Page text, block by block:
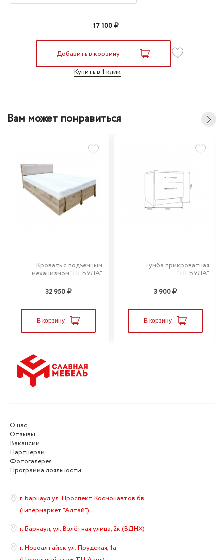
17 100
Добавить в корзину
Купить в 1 клик
Вам может понравиться
Кровать с подъемным
механизмом "НЕБУЛА"
32 950
В корзину
Тумба прикроватная
"НЕБУЛА"
3 900
В корзину
О нас
Отзывы
Вакансии
Партнерам
Фотогалерея
Программа лояльности
г. Барнаул ул. Проспект Космонавтов 6в
(Гипермаркет "Алтай")
г. Барнаул, ул. Взлётная улица, 2к (ВДНХ)
г. Новоалтайск ул. Прудская, 1а